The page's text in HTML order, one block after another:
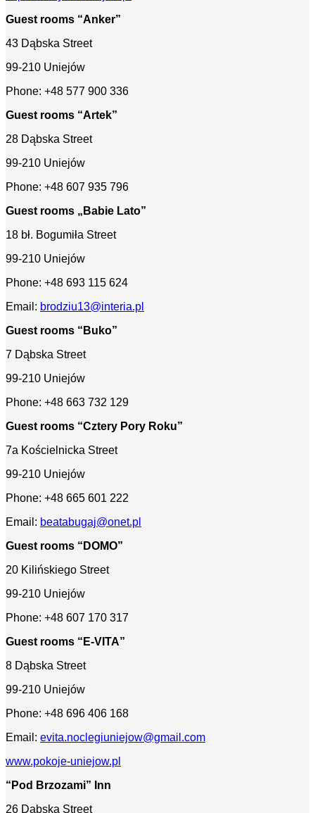
Guest rooms “Anker”
43 Dąbska Street
99-210 Uniejów
Phone: +48 577 900 336
Guest rooms “Artek”
28 Dąbska Street
99-210 Uniejów
Phone: +48 607 935 796
Guest rooms „Babie Lato”
18 bł. Bogumiła Street
99-210 Uniejów
Phone: +48 693 115 624
Email: brodziu13@interia.pl
Guest rooms “Buko”
7 Dąbska Street
99-210 Uniejów
Phone: +48 663 732 129
Guest rooms “Cztery Pory Roku”
7a Kościelnicka Street
99-210 Uniejów
Phone: +48 665 601 222
Email: beatabugaj@onet.pl
Guest rooms “DOMO”
20 Kilińskiego Street
99-210 Uniejów
Phone: +48 607 170 317
Guest rooms “E-VITA”
8 Dąbska Street
99-210 Uniejów
Phone: +48 696 406 168
Email: evita.noclegiuniejow@gmail.com
www.pokoje-uniejow.pl
“Pod Brzozami” Inn
26 Dąbska Street